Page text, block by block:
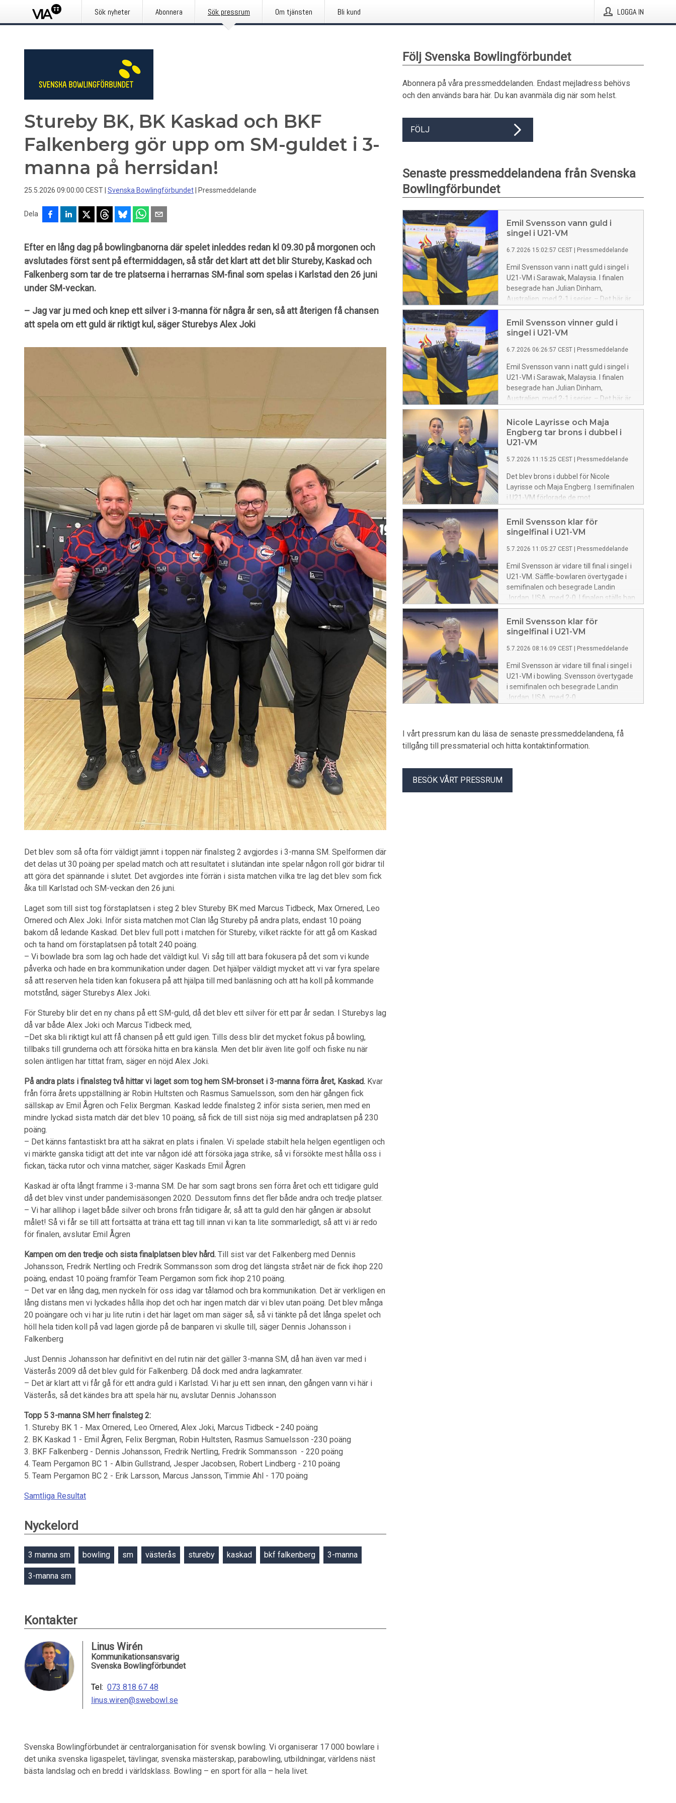
Sök nyheter Abonnera Sök pressrum Om tjänsten Bli kund LOGGA IN
Stureby BK, BK Kaskad och BKF
Falkenberg gör upp om SM-guldet i 3-
manna på herrsidan!
25.5.2026 09:00:00 CEST Svenska Bowlingförbundet Pressmeddelande
Dela
Efter en lång dag på bowlingbanorna där spelet inleddes redan kl 09.30 på morgonen och
avslutades först sent på eftermiddagen, så står det klart att det blir Stureby, Kaskad och
Falkenberg som tar de tre platserna i herrarnas SM-final som spelas i Karlstad den 26 juni
under SM-veckan.
– Jag var ju med och knep ett silver i 3-manna för några år sen, så att återigen få chansen
att spela om ett guld är riktigt kul, säger Sturebys Alex Joki
Det blev som så ofta förr väldigt jämnt i toppen när finalsteg 2 avgjordes i 3-manna SM. Spelformen där
det delas ut 30 poäng per spelad match och att resultatet i slutändan inte spelar någon roll gör bidrar til
att göra det spännande i slutet. Det avgjordes inte förrän i sista matchen vilka tre lag det blev som fick
åka till Karlstad och SM-veckan den 26 juni.
Laget som till sist tog förstaplatsen i steg 2 blev Stureby BK med Marcus Tidbeck, Max Ornered, Leo
Ornered och Alex Joki. Inför sista matchen mot Clan låg Stureby på andra plats, endast 10 poäng
bakom då ledande Kaskad. Det blev full pott i matchen för Stureby, vilket räckte för att gå om Kaskad
och ta hand om förstaplatsen på totalt 240 poäng.
– Vi bowlade bra som lag och hade det väldigt kul. Vi såg till att bara fokusera på det som vi kunde
påverka och hade en bra kommunikation under dagen. Det hjälper väldigt mycket att vi var fyra spelare
så att reserven hela tiden kan fokusera på att hjälpa till med banläsning och att ha koll på kommande
motstånd, säger Sturebys Alex Joki.
För Stureby blir det en ny chans på ett SM-guld, då det blev ett silver för ett par år sedan. I Sturebys lag
då var både Alex Joki och Marcus Tidbeck med,
–Det ska bli riktigt kul att få chansen på ett guld igen. Tills dess blir det mycket fokus på bowling,
tillbaks till grunderna och att försöka hitta en bra känsla. Men det blir även lite golf och fiske nu när
solen äntligen har tittat fram, säger en nöjd Alex Joki.
På andra plats i finalsteg två hittar vi laget som tog hem SM-bronset i 3-manna förra året, Kaskad. Kvar
från förra årets uppställning är Robin Hultsten och Rasmus Samuelsson, som den här gången fick
sällskap av Emil Ågren och Felix Bergman. Kaskad ledde finalsteg 2 inför sista serien, men med en
mindre lyckad sista match där det blev 10 poäng, så fick de till sist nöja sig med andraplatsen på 230
poäng.
– Det känns fantastiskt bra att ha säkrat en plats i finalen. Vi spelade stabilt hela helgen egentligen och
vi märkte ganska tidigt att det inte var någon idé att försöka jaga strike, så vi försökte mest hålla oss i
fickan, täcka rutor och vinna matcher, säger Kaskads Emil Ågren
Kaskad är ofta långt framme i 3-manna SM. De har som sagt brons sen förra året och ett tidigare guld
då det blev vinst under pandemisäsongen 2020. Dessutom finns det fler både andra och tredje platser.
– Vi har allihop i laget både silver och brons från tidigare år, så att ta guld den här gången är absolut
målet! Så vi får se till att fortsätta at träna ett tag till innan vi kan ta lite sommarledigt, så att vi är redo
för finalen, avslutar Emil Ågren
Kampen om den tredje och sista finalplatsen blev hård. Till sist var det Falkenberg med Dennis
Johansson, Fredrik Nertling och Fredrik Sommansson som drog det längsta strået när de fick ihop 220
poäng, endast 10 poäng framför Team Pergamon som fick ihop 210 poäng.
– Det var en lång dag, men nyckeln för oss idag var tålamod och bra kommunikation. Det är verkligen en
lång distans men vi lyckades hålla ihop det och har ingen match där vi blev utan poäng. Det blev många
20 poängare och vi har ju lite rutin i det här laget om man säger så, så vi tänkte på det långa spelet och
höll hela tiden koll på vad lagen gjorde på de banparen vi skulle till, säger Dennis Johansson i
Falkenberg
Just Dennis Johansson har definitivt en del rutin när det gäller 3-manna SM, då han även var med i
Västerås 2009 då det blev guld för Falkenberg. Då dock med andra lagkamrater.
– Det är klart att vi får gå för ett andra guld i Karlstad. Vi har ju ett sen innan, den gången vann vi här i
Västerås, så det kändes bra att spela här nu, avslutar Dennis Johansson
Topp 5 3-manna SM herr finalsteg 2:
1. Stureby BK 1 - Max Ornered, Leo Ornered, Alex Joki, Marcus Tidbeck - 240 poäng
2. BK Kaskad 1 - Emil Ågren, Felix Bergman, Robin Hultsten, Rasmus Samuelsson -230 poäng
3. BKF Falkenberg - Dennis Johansson, Fredrik Nertling, Fredrik Sommansson - 220 poäng
4. Team Pergamon BC 1 - Albin Gullstrand, Jesper Jacobsen, Robert Lindberg - 210 poäng
5. Team Pergamon BC 2 - Erik Larsson, Marcus Jansson, Timmie Ahl - 170 poäng
Samtliga Resultat
Nyckelord
3 manna sm bowling sm västerås stureby kaskad bkf falkenberg 3-manna
3-manna sm
Kontakter
Linus Wirén
Kommunikationsansvarig
Svenska Bowlingförbundet
Tel: 073 818 67 48
linus.wiren@swebowl.se
Svenska Bowlingförbundet är centralorganisation för svensk bowling. Vi organiserar 17 000 bowlare i
det unika svenska ligaspelet, tävlingar, svenska mästerskap, parabowling, utbildningar, världens näst
bästa landslag och en bredd i världsklass. Bowling – en sport för alla – hela livet.
Följ Svenska Bowlingförbundet
Abonnera på våra pressmeddelanden. Endast mejladress behövs
och den används bara här. Du kan avanmäla dig när som helst.
FÖLJ
Senaste pressmeddelandena från Svenska
Bowlingförbundet
Emil Svensson vann guld i
singel i U21-VM
6.7.2026 15:02:57 CEST Pressmeddelande
Emil Svensson vann i natt guld i singel i
U21-VM i Sarawak, Malaysia. I finalen
besegrade han Julian Dinham,
Australien, med 2-1 i serier. – Det här är
otroligt stort för mig, säger Emil
Svensson.
Emil Svensson vinner guld i
singel i U21-VM
6.7.2026 06:26:57 CEST Pressmeddelande
Emil Svensson vann i natt guld i singel i
U21-VM i Sarawak, Malaysia. I finalen
besegrade han Julian Dinham,
Australien, med 2-1 i serier. – Det här är
otroligt stort för mig, säger Emil
Svensson.
Nicole Layrisse och Maja
Engberg tar brons i dubbel i
U21-VM
5.7.2026 11:15:25 CEST Pressmeddelande
Det blev brons i dubbel för Nicole
Layrisse och Maja Engberg. I semifinalen
i U21-VM förlorade de mot
hemmaspelarna Adelina Nur Irwan
Syazalee/Adania Mohd Redzwan,
Malaysia, med 2-0. – Vi får se tillbaka på
matchspel, säger Maja Engberg.
Emil Svensson klar för
singelfinal i U21-VM
5.7.2026 11:05:27 CEST Pressmeddelande
Emil Svensson är vidare till final i singel i
U21-VM. Säffle-bowlaren övertygade i
semifinalen och besegrade Landin
Jordan, USA, med 2-0. I finalen ställs han
mot Julian Dinham, Australien, med
start kl 03.00 i natt. – Det ska bli
spännande, säger Svensson.
Emil Svensson klar för
singelfinal i U21-VM
5.7.2026 08:16:09 CEST Pressmeddelande
Emil Svensson är vidare till final i singel i
U21-VM i bowling. Svensson övertygade
i semifinalen och besegrade Landin
Jordan, USA, med 2-0.
I vårt pressrum kan du läsa de senaste pressmeddelandena, få
tillgång till pressmaterial och hitta kontaktinformation.
BESÖK VÅRT PRESSRUM